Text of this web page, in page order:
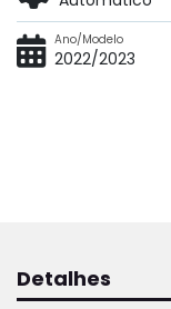
Ano/Modelo
2022/2023
Detalhes